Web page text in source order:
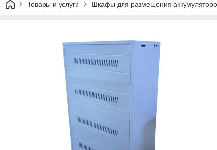
Товары и услуги Шкафы для размещения